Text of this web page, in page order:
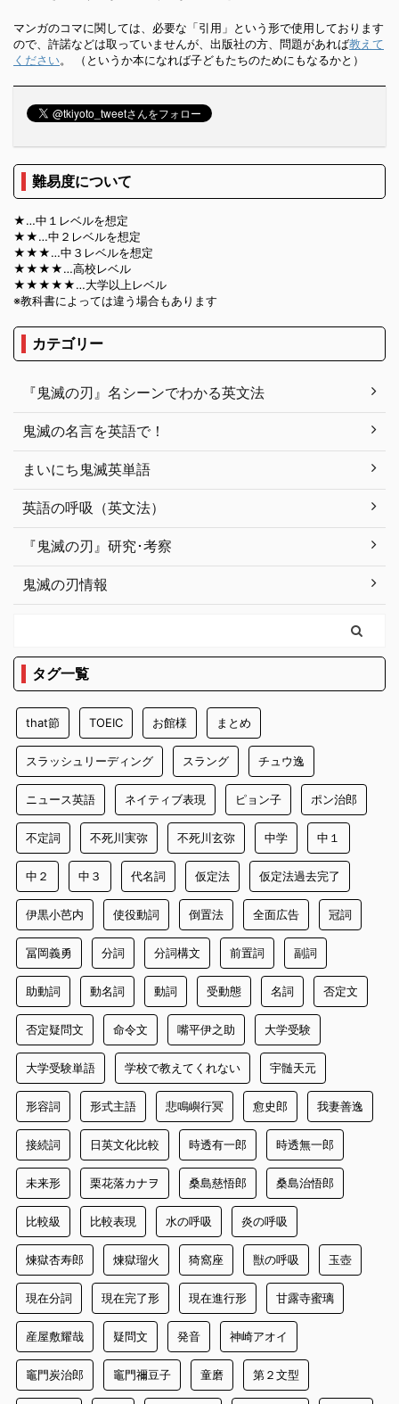
マンガのコマに関しては、必要な「引用」という形で使用しております
ので、許諾などは取っていませんが、出版社の方、問題があれば教えて
ください。 （というか本になれば子どもたちのためにもなるかと）
難易度について
★…中１レベルを想定
★★…中２レベルを想定
★★★…中３レベルを想定
★★★★…高校レベル
★★★★★…大学以上レベル
※教科書によっては違う場合もあります
カテゴリー
『鬼滅の刃』名シーンでわかる英文法
鬼滅の名言を英語で！
まいにち鬼滅英単語
英語の呼吸（英文法）
『鬼滅の刃』研究･考察
鬼滅の刃情報
タグ一覧
that節 TOEIC お館様 まとめ
スラッシュリーディング スラング チュウ逸
ニュース英語 ネイティブ表現 ピョン子 ポン治郎
不定詞 不死川実弥 不死川玄弥 中学 中１
中２ 中３ 代名詞 仮定法 仮定法過去完了
伊黒小芭内 使役動詞 倒置法 全面広告 冠詞
冨岡義勇 分詞 分詞構文 前置詞 副詞
助動詞 動名詞 動詞 受動態 名詞 否定文
否定疑問文 命令文 嘴平伊之助 大学受験
大学受験単語 学校で教えてくれない 宇髄天元
形容詞 形式主語 悲鳴嶼行冥 愈史郎 我妻善逸
接続詞 日英文化比較 時透有一郎 時透無一郎
未来形 栗花落カナヲ 桑島慈悟郎 桑島治悟郎
比較級 比較表現 水の呼吸 炎の呼吸
煉獄杏寿郎 煉獄瑠火 猗窩座 獣の呼吸 玉壺
現在分詞 現在完了形 現在進行形 甘露寺蜜璃
産屋敷耀哉 疑問文 発音 神崎アオイ
竈門炭治郎 竈門禰豆子 童磨 第２文型